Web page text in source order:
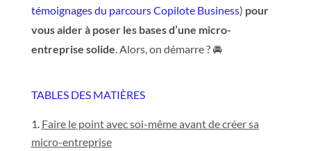
témoignages du parcours Copilote Business) pour
vous aider à poser les bases d’une micro-
entreprise solide. Alors, on démarre ? 🚘
TABLES DES MATIÈRES
Faire le point avec soi-même avant de créer sa
micro-entreprise